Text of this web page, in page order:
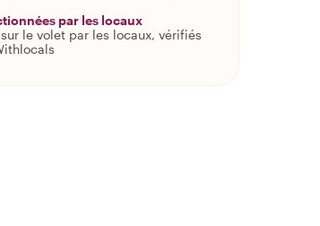
par les locaux
le volet par les locaux, vérifiés